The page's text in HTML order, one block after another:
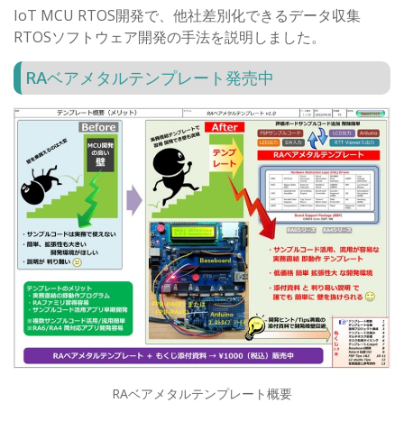
IoT MCU RTOS開発で、他社差別化できるデータ収集
RTOSソフトウェア開発の手法を説明しました。
RAベアメタルテンプレート発売中
RAベアメタルテンプレート概要